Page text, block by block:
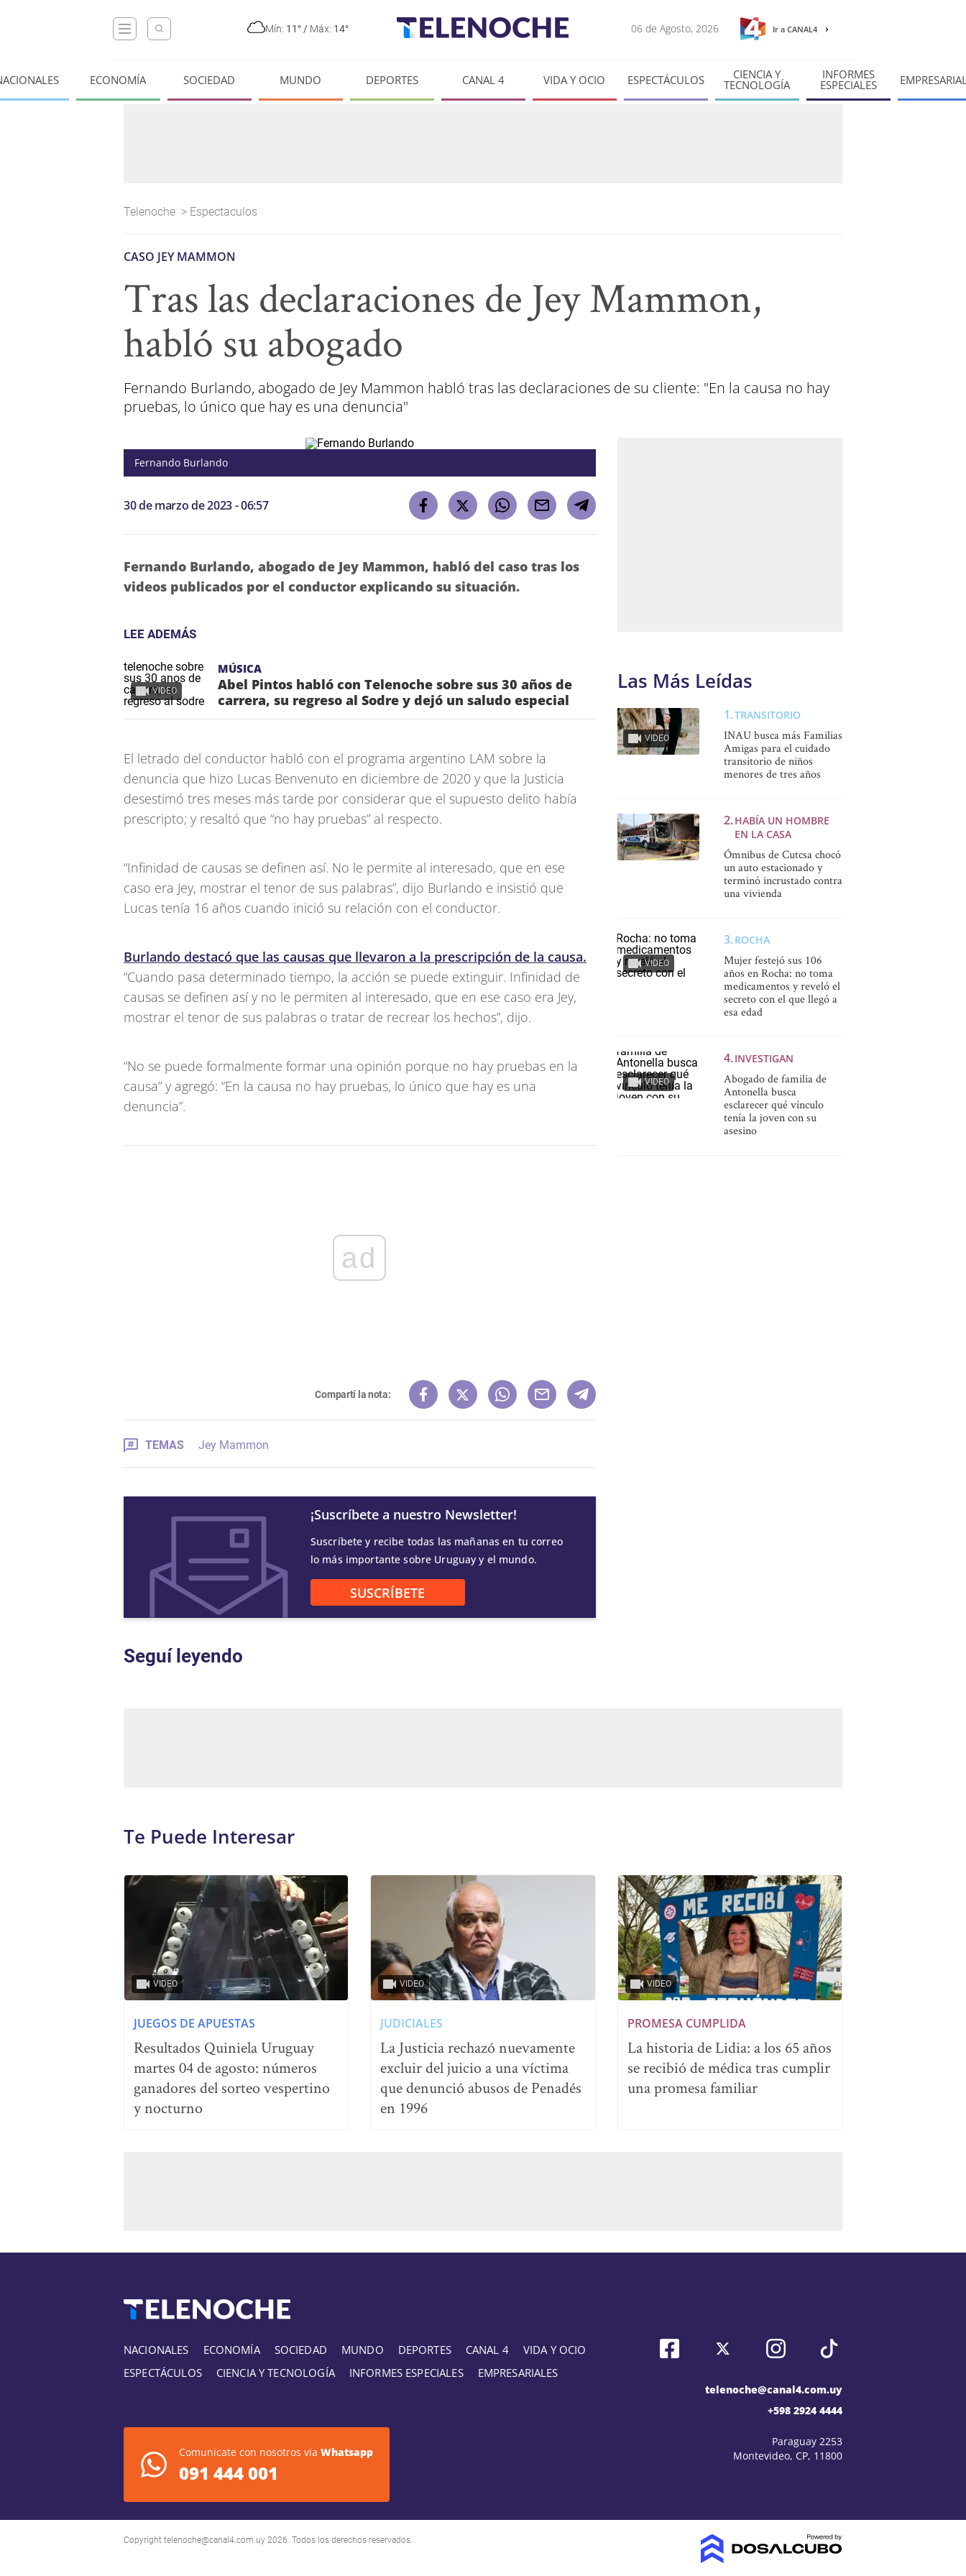
Mín: 11° / Máx: 14° 06 de Agosto, 2026 Ir a CANAL4
ECONOMÍA SOCIEDAD MUNDO DEPORTES CANAL 4 VIDA Y OCIO ESPECTÁCULOS CIENCIA Y
TECNOLOGÍA
INFORMES
ESPECIALES
Telenoche > Espectaculos
CASO JEY MAMMON
Tras las declaraciones de Jey Mammon,
habló su abogado
Fernando Burlando, abogado de Jey Mammon habló tras las declaraciones de su cliente: "En la causa no hay
pruebas, lo único que hay es una denuncia"
Fernando Burlando
30 de marzo de 2023 - 06:57
Fernando Burlando, abogado de Jey Mammon, habló del caso tras los
videos publicados por el conductor explicando su situación.
LEE ADEMÁS
VIDEO
MÚSICA
Abel Pintos habló con Telenoche sobre sus 30 años de
carrera, su regreso al Sodre y dejó un saludo especial
El letrado del conductor habló con el programa argentino LAM sobre la
denuncia que hizo Lucas Benvenuto en diciembre de 2020 y que la Justicia
desestimó tres meses más tarde por considerar que el supuesto delito había
prescripto; y resaltó que “no hay pruebas” al respecto.
“Infinidad de causas se definen así. No le permite al interesado, que en ese
caso era Jey, mostrar el tenor de sus palabras”, dijo Burlando e insistió que
Lucas tenía 16 años cuando inició su relación con el conductor.
Burlando destacó que las causas que llevaron a la prescripción de la causa.
“Cuando pasa determinado tiempo, la acción se puede extinguir. Infinidad de
causas se definen así y no le permiten al interesado, que en ese caso era Jey,
mostrar el tenor de sus palabras o tratar de recrear los hechos”, dijo.
“No se puede formalmente formar una opinión porque no hay pruebas en la
causa” y agregó: “En la causa no hay pruebas, lo único que hay es una
denuncia”.
ad
Compartí la nota:
TEMAS Jey Mammon
¡Suscríbete a nuestro Newsletter!
Suscríbete y recibe todas las mañanas en tu correo
lo más importante sobre Uruguay y el mundo.
SUSCRÍBETE
Seguí leyendo
Las Más Leídas
VIDEO
TRANSITORIO
INAU busca más Familias
Amigas para el cuidado
transitorio de niños
menores de tres años
HABÍA UN HOMBRE
EN LA CASA
Ómnibus de Cutcsa chocó
un auto estacionado y
terminó incrustado contra
una vivienda
VIDEO
ROCHA
Mujer festejó sus 106
años en Rocha: no toma
medicamentos y reveló el
secreto con el que llegó a
esa edad
VIDEO
INVESTIGAN
Abogado de familia de
Antonella busca
esclarecer qué vínculo
tenía la joven con su
asesino
Te Puede Interesar
VIDEO
JUEGOS DE APUESTAS
Resultados Quiniela Uruguay
martes 04 de agosto: números
ganadores del sorteo vespertino
y nocturno
VIDEO
JUDICIALES
La Justicia rechazó nuevamente
excluir del juicio a una víctima
que denunció abusos de Penadés
en 1996
VIDEO
PROMESA CUMPLIDA
La historia de Lidia: a los 65 años
se recibió de médica tras cumplir
una promesa familiar
NACIONALES ECONOMÍA SOCIEDAD MUNDO DEPORTES CANAL 4
VIDA Y OCIO
ESPECTÁCULOS
CIENCIA Y TECNOLOGÍA INFORMES ESPECIALES EMPRESARIALES
Comunicate con nosotros via Whatsapp
091 444 001
telenoche@canal4.com.uy
+598 2924 4444
Paraguay 2253
Montevideo, CP, 11800
Copyright telenoche@canal4.com.uy 2026. Todos los derechos reservados.